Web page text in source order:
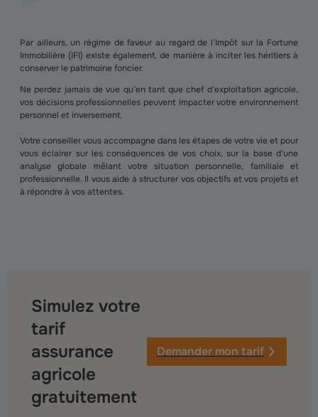
Par ailleurs, un régime de faveur au regard de l’Impôt sur la Fortune
Immobilière (IFI) existe également, de manière à inciter les héritiers à
conserver le patrimoine foncier.
Ne perdez jamais de vue qu’en tant que chef d’exploitation agricole,
vos décisions professionnelles peuvent impacter votre environnement
personnel et inversement.
Votre conseiller vous accompagne dans les étapes de votre vie et pour
vous éclairer sur les conséquences de vos choix, sur la base d’une
analyse globale mêlant votre situation personnelle, familiale et
professionnelle. Il vous aide à structurer vos objectifs et vos projets et
à répondre à vos attentes.
Simulez votre
tarif
assurance
agricole
gratuitement
Demander mon tarif